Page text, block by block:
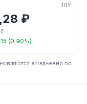
TRY
₽
(0,90%)
ежедневно по